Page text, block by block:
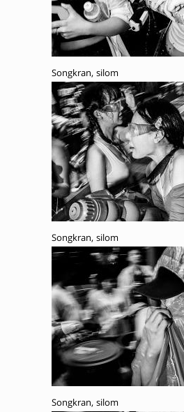
Songkran, silom
Songkran, silom
Songkran, silom